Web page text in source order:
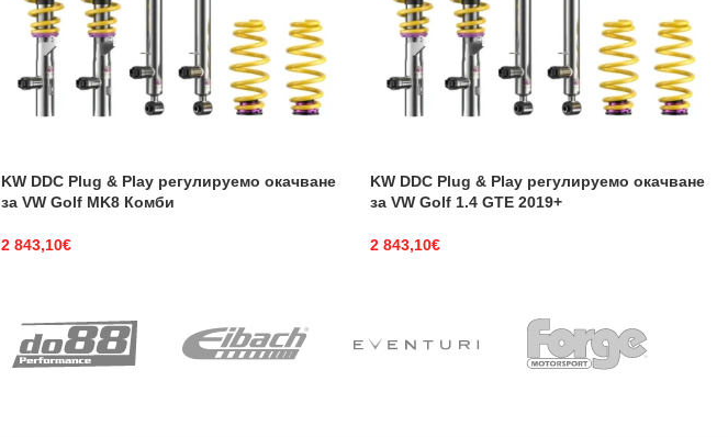
KW DDC Plug & Play регулируемо окачване
за VW Golf MK8 Комби
2 843,10€
KW DDC Plug & Play регулируемо окачване
за VW Golf 1.4 GTE 2019+
2 843,10€